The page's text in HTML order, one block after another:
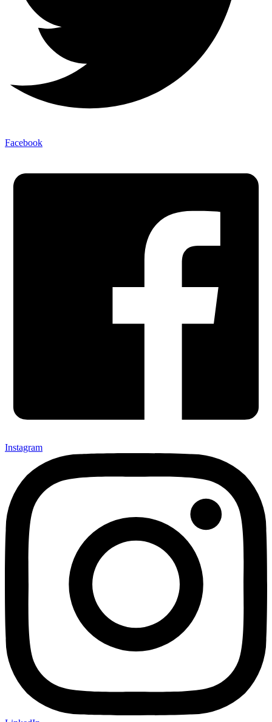
Facebook
Instagram